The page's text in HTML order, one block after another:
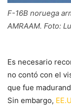
F-16B noruega
AMRAAM. Foto:
Es necesario
no contó con el
que fue
Sin embargo,